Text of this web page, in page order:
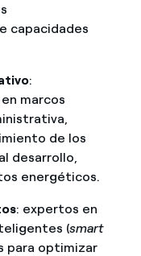
capacidades
:
marcos
de los
desarrollo,
energéticos.
: expertos en
(smart
para optimizar